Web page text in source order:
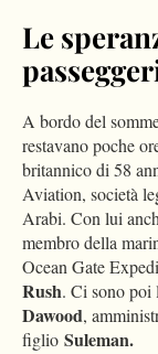
Le
A bordo del
restavano poche
britannico di 58
Aviation, società
Arabi. Con lui
membro della
Ocean Gate
Rush. Ci sono poi
Dawood,
figlio Suleman.